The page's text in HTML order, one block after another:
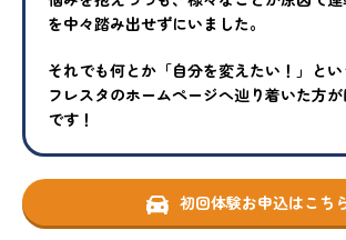
を中々踏み出せずにいました。
それでも何とか「自分を変えたい！」とい
フレスタのホームページへ辿り着いた方
です！
初回体験お申込はこち